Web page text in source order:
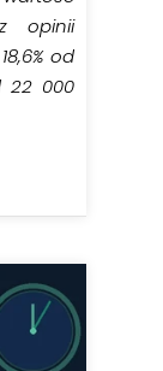
opinii
od
22 000